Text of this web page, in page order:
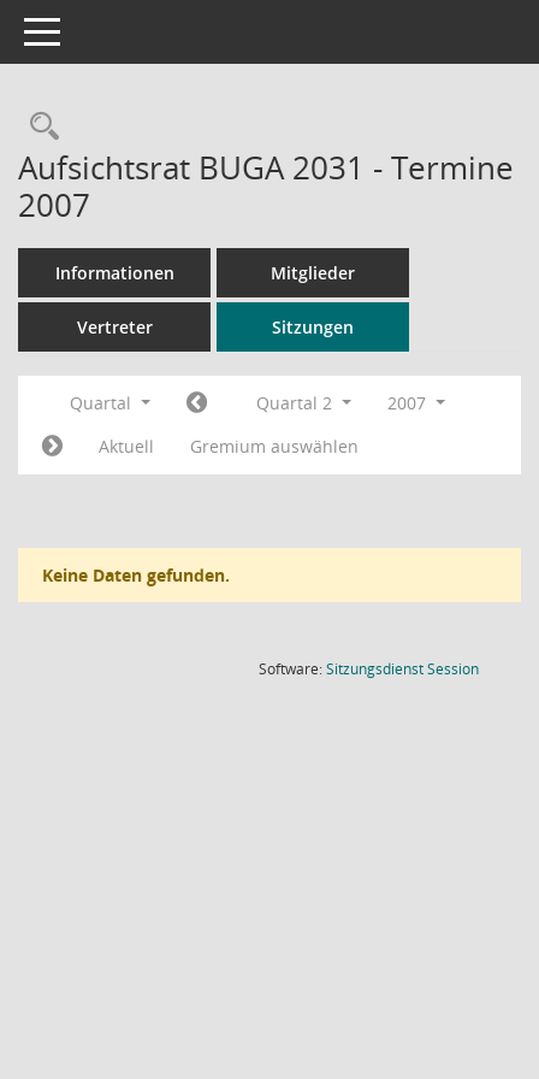
Toggle navigation
Rechercheauswahl
Aufsichtsrat BUGA 2031 - Termine
2007
Informationen Mitglieder
Vertreter Sitzungen
Quartal Quartal 2
2007
Aktuell
Gremium auswählen
Keine Daten gefunden.
Software:SitzungsdienstSession(Wird in